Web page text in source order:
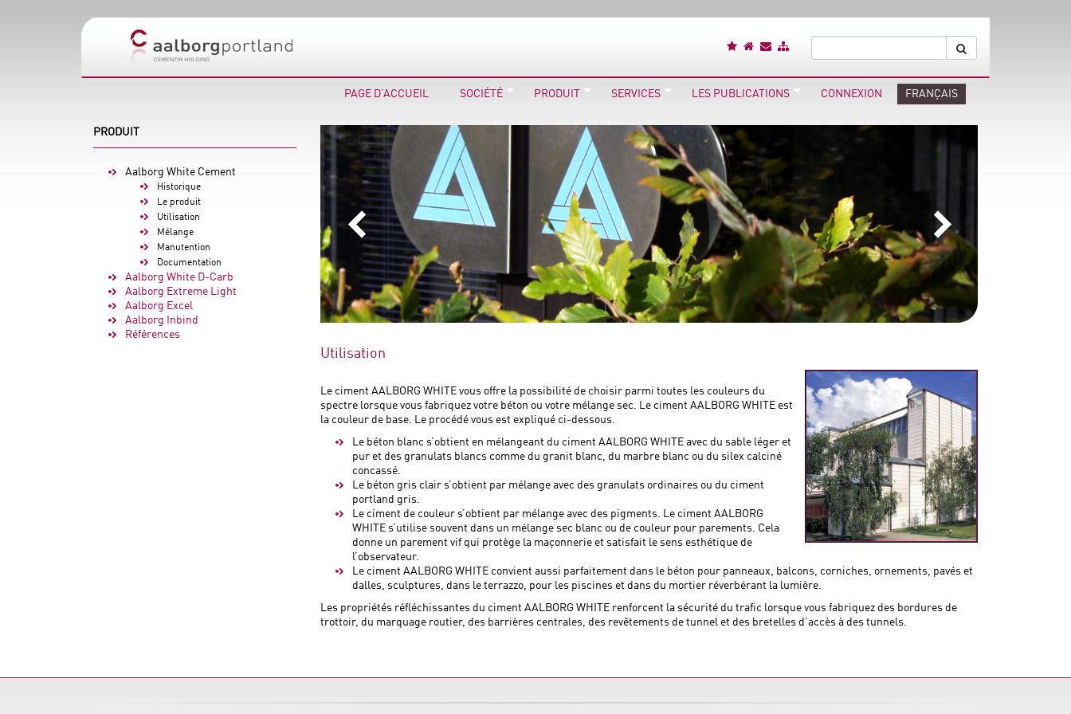
PAGE D’ACCUEIL SOCIÉTÉ PRODUIT SERVICES LES PUBLICATIONS CONNEXION FRANÇAIS
PRODUIT
Aalborg White Cement
Historique
Le produit
Utilisation
Mélange
Manutention
Documentation
Aalborg White D-Carb
Aalborg Extreme Light
Aalborg Excel
Aalborg Inbind
Références
Utilisation
Le ciment AALBORG WHITE vous offre la possibilité de choisir parmi toutes les couleurs du
spectre lorsque vous fabriquez votre béton ou votre mélange sec. Le ciment AALBORG WHITE est
la couleur de base. Le procédé vous est expliqué ci-dessous.
Le béton blanc s’obtient en mélangeant du ciment AALBORG WHITE avec du sable léger et
pur et des granulats blancs comme du granit blanc, du marbre blanc ou du silex calciné
concassé.
Le béton gris clair s’obtient par mélange avec des granulats ordinaires ou du ciment
portland gris.
Le ciment de couleur s’obtient par mélange avec des pigments. Le ciment AALBORG
WHITE s’utilise souvent dans un mélange sec blanc ou de couleur pour parements. Cela
donne un parement vif qui protège la maçonnerie et satisfait le sens esthétique de
l’observateur.
Le ciment AALBORG WHITE convient aussi parfaitement dans le béton pour panneaux, balcons, corniches, ornements, pavés et
dalles, sculptures, dans le terrazzo, pour les piscines et dans du mortier réverbérant la lumière.
Les propriétés réfléchissantes du ciment AALBORG WHITE renforcent la sécurité du trafic lorsque vous fabriquez des bordures de
trottoir, du marquage routier, des barrières centrales, des revêtements de tunnel et des bretelles d’accès à des tunnels.